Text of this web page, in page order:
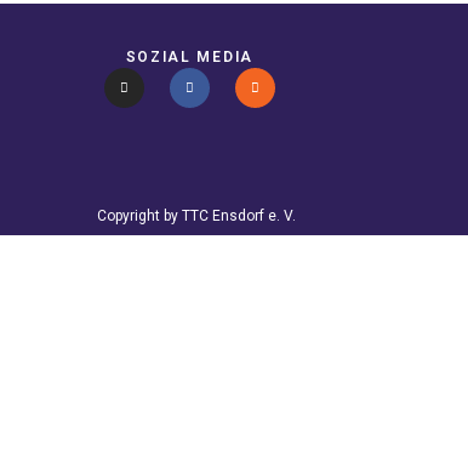
SOZIAL MEDIA
Copyright by TTC Ensdorf e. V.